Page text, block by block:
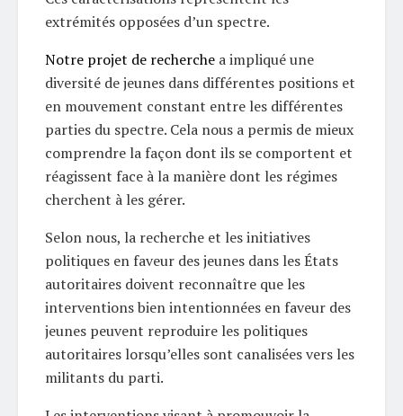
extrémités opposées d’un spectre.
Notre projet de recherche a impliqué une
diversité de jeunes dans différentes positions et
en mouvement constant entre les différentes
parties du spectre. Cela nous a permis de mieux
comprendre la façon dont ils se comportent et
réagissent face à la manière dont les régimes
cherchent à les gérer.
Selon nous, la recherche et les initiatives
politiques en faveur des jeunes dans les États
autoritaires doivent reconnaître que les
interventions bien intentionnées en faveur des
jeunes peuvent reproduire les politiques
autoritaires lorsqu’elles sont canalisées vers les
militants du parti.